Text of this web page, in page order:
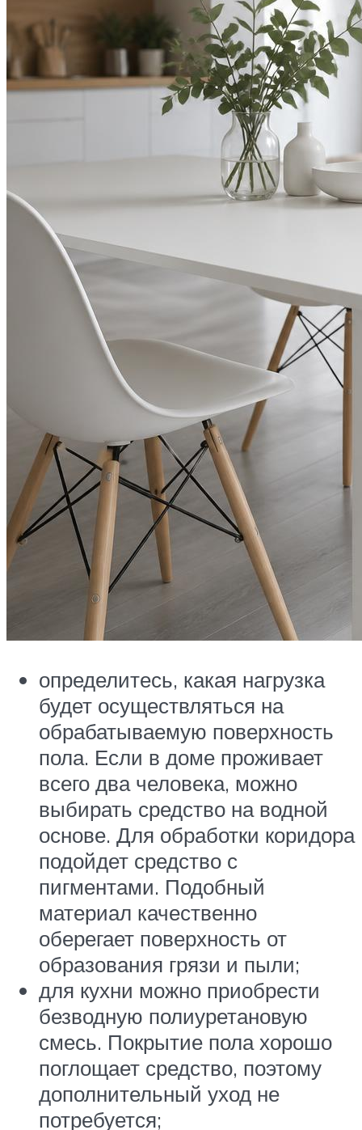
определитесь, какая нагрузка
будет осуществляться на
обрабатываемую поверхность
пола. Если в доме проживает
всего два человека, можно
выбирать средство на водной
основе. Для обработки коридора
подойдет средство с
пигментами. Подобный
материал качественно
оберегает поверхность от
образования грязи и пыли;
для кухни можно приобрести
безводную полиуретановую
смесь. Покрытие пола хорошо
поглощает средство, поэтому
дополнительный уход не
потребуется;